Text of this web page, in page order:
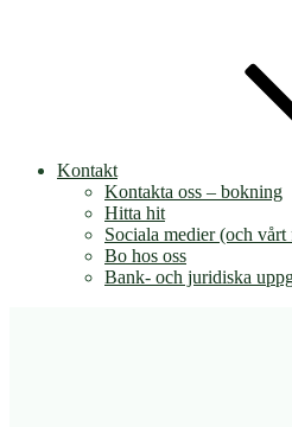
Kontakt
Kontakta oss – bokning
Hitta hit
Sociala medier (och
Bo hos oss
Bank- och juridiska